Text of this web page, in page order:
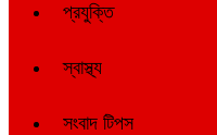
প্রযুক্তি
স্বাস্থ্য
সংবাদ টিপস